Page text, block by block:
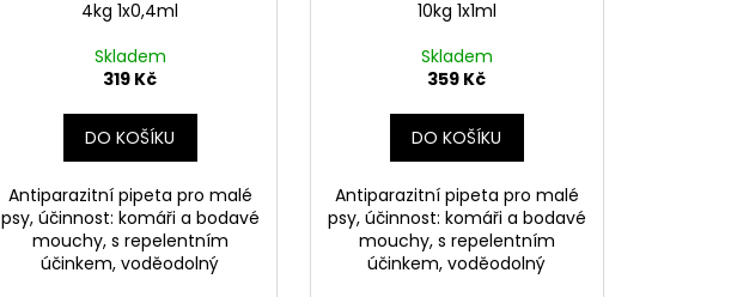
4kg 1x0,4ml
Skladem
319 Kč
DO KOŠÍKU
Antiparazitní pipeta pro malé
psy, účinnost: komáři a bodavé
mouchy, s repelentním
účinkem, voděodolný
10kg 1x1ml
Skladem
359 Kč
DO KOŠÍKU
Antiparazitní pipeta pro malé
psy, účinnost: komáři a bodavé
mouchy, s repelentním
účinkem, voděodolný